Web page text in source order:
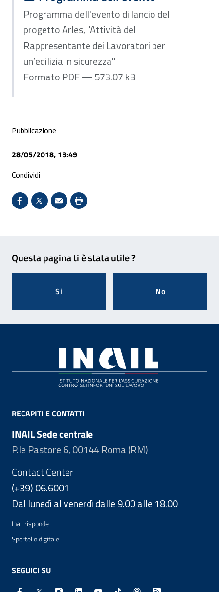
Programma dell'evento di lancio del
progetto Arles, "Attività del
Rappresentante dei Lavoratori per
un’edilizia in sicurezza"
Formato PDF — 573.07 kB
Condivisione social
Pubblicazione
28/05/2018, 13:49
Condividi
Condividi su Facebook - Sito esterno - Apertura in
X - Sito esterno - Apertura in nuova finestra
Invio Mail: apre il programma di posta
Stampa pagina: scelta meno
Questa pagina ti è stata utile ?
Si No
RECAPITI E CONTATTI
INAIL Sede centrale
P.le Pastore 6, 00144 Roma (RM)
Contact Center
(+39) 06.6001
Dal lunedì al venerdì dalle 9.00 alle 18.00
Inail risponde
Sportello digitale
SEGUICI SU